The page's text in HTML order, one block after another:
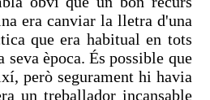
era canviar la lletra d'una
que era habitual en tots
època. És possible que
però segurament hi havia
un treballador incansable